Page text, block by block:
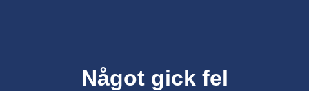
Något gick fel